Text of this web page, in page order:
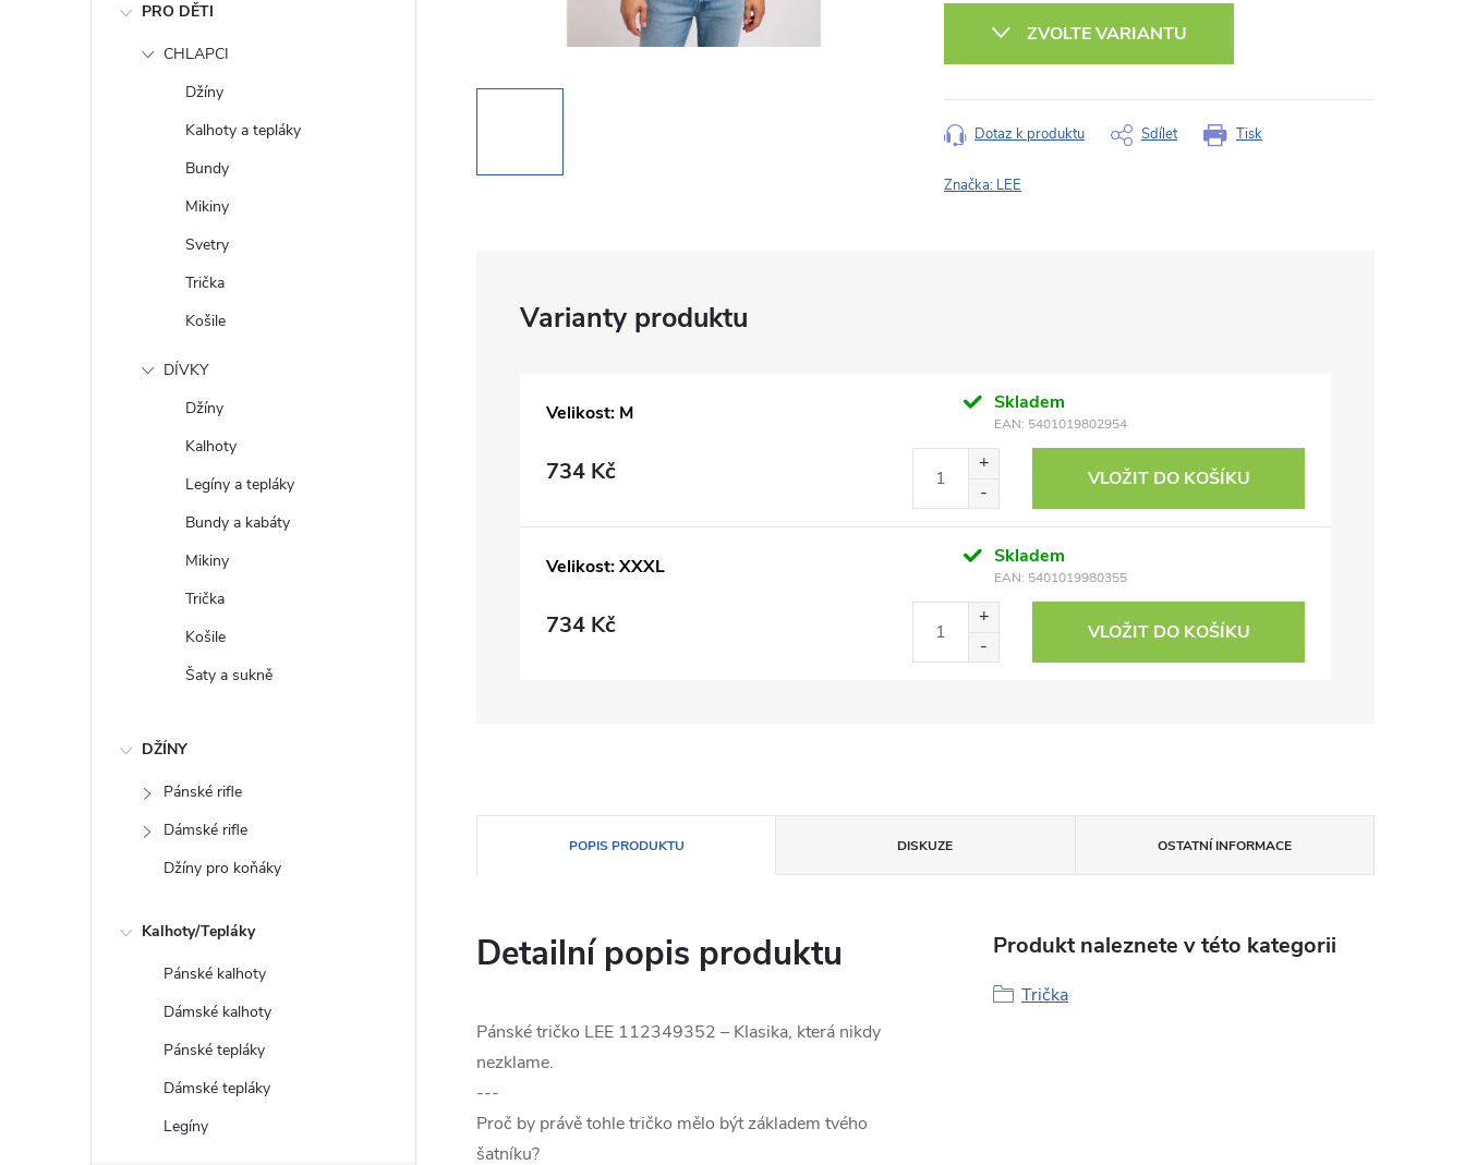
PRO DĚTI
CHLAPCI
Džíny
Kalhoty a tepláky
Bundy
Mikiny
Svetry
Trička
Košile
DÍVKY
Džíny
Kalhoty
Legíny a tepláky
Bundy a kabáty
Mikiny
Trička
Košile
Šaty a sukně
DŽÍNY
Pánské rifle
Dámské rifle
Džíny pro koňáky
Kalhoty/Tepláky
Pánské kalhoty
Dámské kalhoty
Pánské tepláky
Dámské tepláky
Legíny
ZVOLTE VARIANTU
Tisk
Dotaz k produktu Sdílet
Značka: LEE
Velikost: M Skladem
EAN: 5401019802954
734 Kč VLOŽIT DO KOŠÍKU
Velikost: XXXL Skladem
EAN: 5401019980355
734 Kč VLOŽIT DO KOŠÍKU
POPIS PRODUKTU DISKUZE OSTATNÍ INFORMACE
Detailní popis produktu
Pánské tričko LEE 112349352 – Klasika, která nikdy
nezklame.
---
Proč by právě tohle tričko mělo být základem tvého
šatníku?
Produkt naleznete v této kategorii
Trička